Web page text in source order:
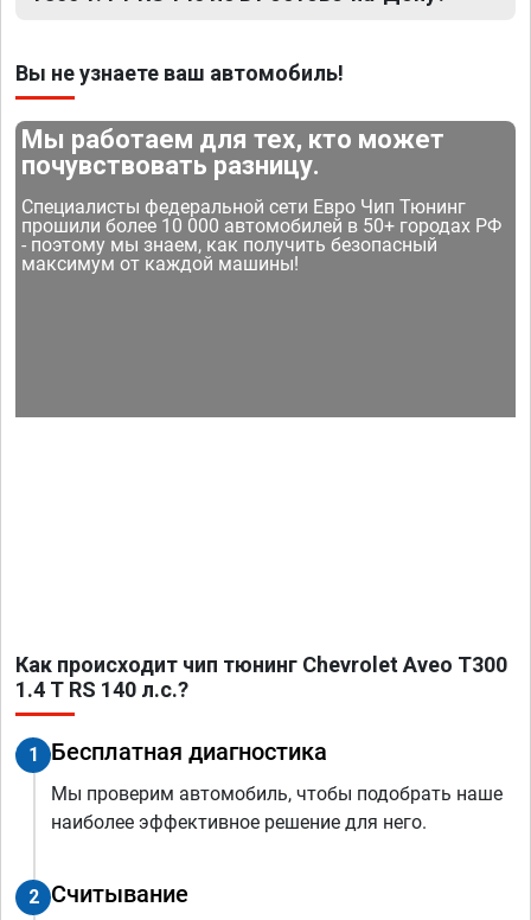
Вы не узнаете ваш автомобиль!
Мы работаем для тех, кто может
почувствовать разницу.
Специалисты федеральной сети Евро Чип Тюнинг
прошили более 10 000 автомобилей в 50+ городах РФ
- поэтому мы знаем, как получить безопасный
максимум от каждой машины!
Как происходит чип тюнинг Chevrolet Aveo T300
1.4 T RS 140 л.с.?
1 Бесплатная диагностика
Мы проверим автомобиль, чтобы подобрать наше
наиболее эффективное решение для него.
2 Считывание